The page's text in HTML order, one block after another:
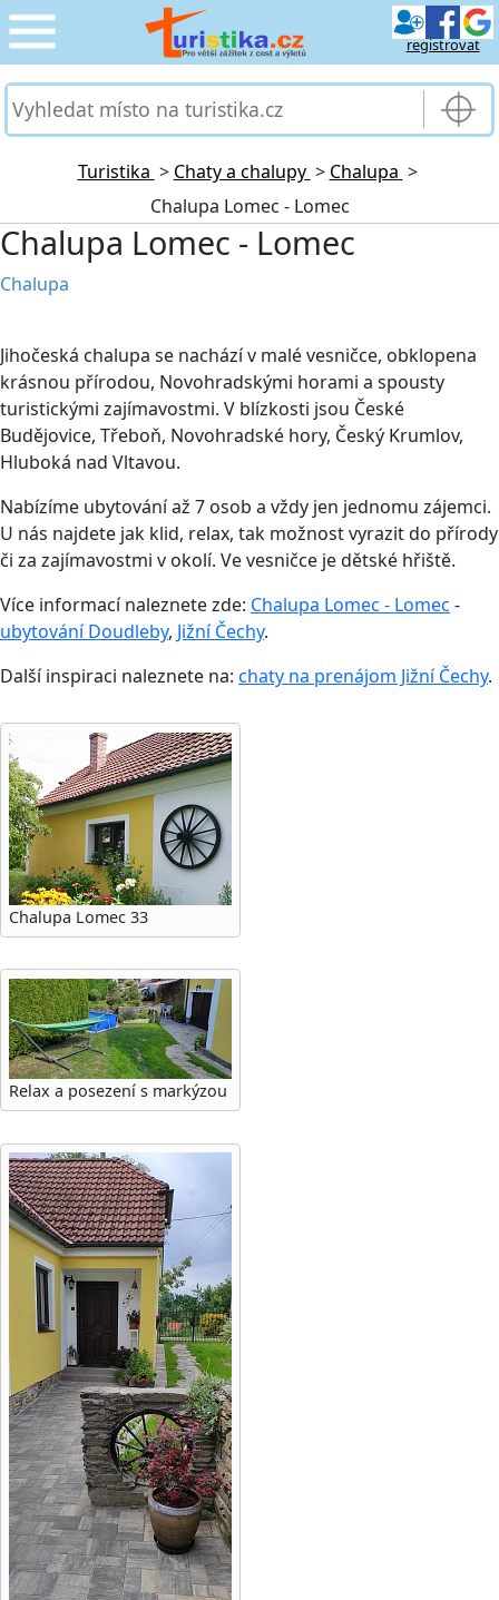
registrovat
CESTOVÁNÍ
›
MOJE TURISTIKA
Turistika > Chaty a chalupy > Chalupa >
Chalupa Lomec - Lomec
Chalupa Lomec - Lomec
Chalupa
Jihočeská chalupa se nachází v malé vesničce, obklopena
krásnou přírodou, Novohradskými horami a spousty
turistickými zajímavostmi. V blízkosti jsou České
Budějovice, Třeboň, Novohradské hory, Český Krumlov,
Hluboká nad Vltavou.
Nabízíme ubytování až 7 osob a vždy jen jednomu zájemci.
U nás najdete jak klid, relax, tak možnost vyrazit do přírody
či za zajímavostmi v okolí. Ve vesničce je dětské hřiště.
Více informací naleznete zde: Chalupa Lomec - Lomec -
ubytování Doudleby, Jižní Čechy.
Další inspiraci naleznete na: chaty na prenájom Jižní Čechy.
Chalupa Lomec 33
Relax a posezení s markýzou